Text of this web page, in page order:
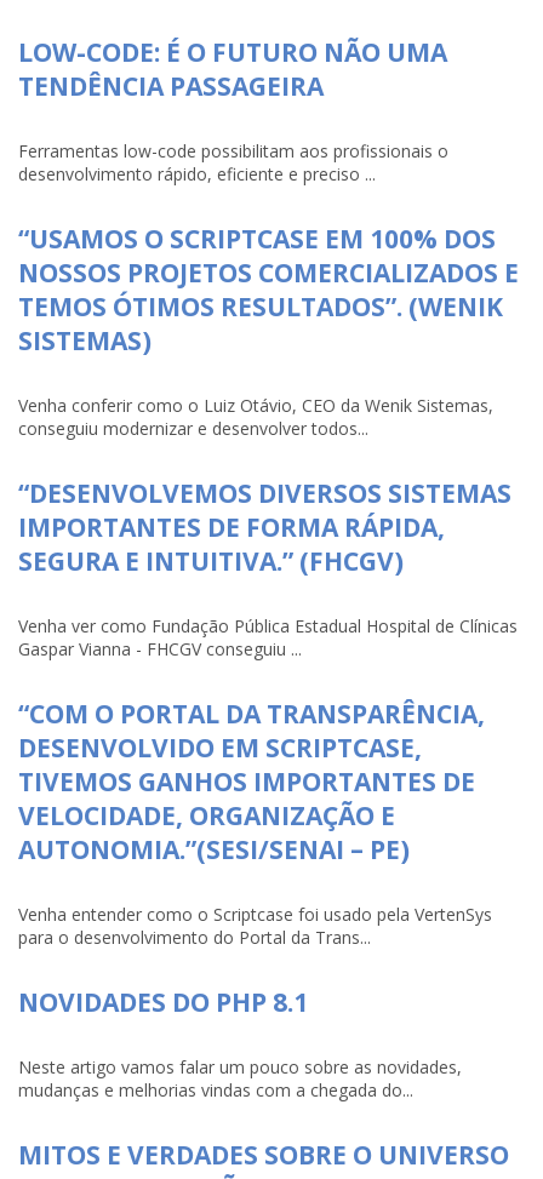
LOW-CODE: É O FUTURO NÃO UMA
TENDÊNCIA PASSAGEIRA
Ferramentas low-code possibilitam aos profissionais o
desenvolvimento rápido, eficiente e preciso ...
“USAMOS O SCRIPTCASE EM 100% DOS
NOSSOS PROJETOS COMERCIALIZADOS E
TEMOS ÓTIMOS RESULTADOS”. (WENIK
SISTEMAS)
Venha conferir como o Luiz Otávio, CEO da Wenik Sistemas,
conseguiu modernizar e desenvolver todos...
“DESENVOLVEMOS DIVERSOS SISTEMAS
IMPORTANTES DE FORMA RÁPIDA,
SEGURA E INTUITIVA.” (FHCGV)
Venha ver como Fundação Pública Estadual Hospital de Clínicas
Gaspar Vianna - FHCGV conseguiu ...
“COM O PORTAL DA TRANSPARÊNCIA,
DESENVOLVIDO EM SCRIPTCASE,
TIVEMOS GANHOS IMPORTANTES DE
VELOCIDADE, ORGANIZAÇÃO E
AUTONOMIA.”(SESI/SENAI – PE)
Venha entender como o Scriptcase foi usado pela VertenSys
para o desenvolvimento do Portal da Trans...
NOVIDADES DO PHP 8.1
Neste artigo vamos falar um pouco sobre as novidades,
mudanças e melhorias vindas com a chegada do...
MITOS E VERDADES SOBRE O UNIVERSO